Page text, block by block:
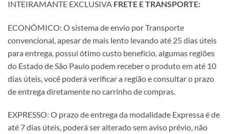
INTEIRAMANTE EXCLUSIVA FRETE E TRANSPORTE:
ECONÔMICO: O sistema de envio por Transporte
convencional, apesar de mais lento levando até 25 dias úteis
para entrega, possui ótimo custo benefício, algumas regiões
do Estado de São Paulo podem receber o produto em até 10
dias úteis, você poderá verificar a região e consultar o prazo
de entrega diretamente no carrinho de compras.
EXPRESSO: O prazo de entrega da modalidade Expressa é de
até 7 dias úteis, poderá ser alterado sem aviso prévio, não